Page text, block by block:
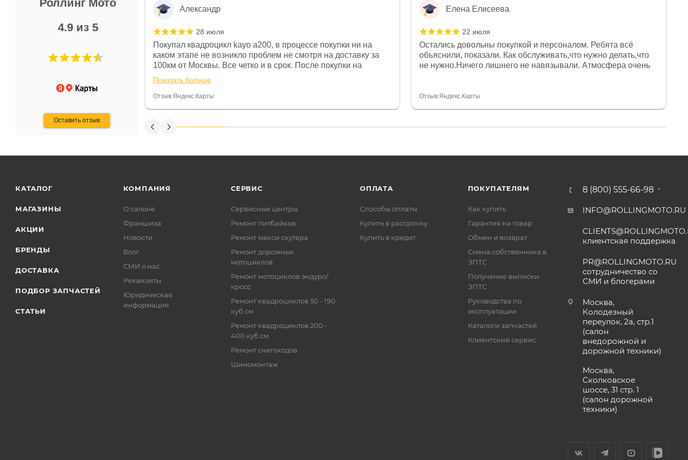
Роллинг Мото
4.9 из 5
Оставить отзыв
Не понравились условия
и дают только на год)
Александр
28 июля
Покупал квадроцикл kayo a200, в процессе покупки ни на
каком этапе не возникло проблем не смотря на доставку за
100км от Москвы. Все четко и в срок. После покупки на
спидометре всегда был 0, при этом представители магазина
постоянно были на связи и в итоге проблема была решена.
Считаю, что это говорит о небезразличии к клиенту после
Показать больше
Отзыв Яндекс.Карты
Елена Елисеева
22 июля
Остались довольны покупкой и персоналом. Ребята всё
объяснили, показали. Как обслуживать,что нужно делать,что
не нужно.Ничего лишнего не навязывали. Атмосфера очень
огромное спасибо Дмитрию, за клиентоориентированность и
Отзыв Яндекс.Карты
КАТАЛОГ
МАГАЗИНЫ
АКЦИИ
БРЕНДЫ
ДОСТАВКА
ПОДБОР ЗАПЧАСТЕЙ
СТАТЬИ
КОМПАНИЯ
О салоне
Франшиза
Новости
Блог
СМИ о нас
Реквизиты
Юридическая
информация
СЕРВИС
Сервисные центры
Ремонт питбайков
Ремонт макси скутера
Ремонт дорожных
мотоциклов
Ремонт мотоциклов эндуро/
кросс
Ремонт квадроциклов 50 - 190
куб.см
Ремонт квадроциклов 200 -
400 куб.см
Ремонт снегоходов
Шиномонтаж
ОПЛАТА
Способы оплаты
Купить в рассрочку
Купить в кредит
ПОКУПАТЕЛЯМ
Как купить
Гарантия на товар
Обмен и возврат
Смена собственника в
ЭПТС
Получение выписки
ЭПТС
Руководства по
эксплуатации
Каталоги запчастей
Клиентский сервис
8 (800) 555-66-98
INFO@ROLLINGMOTO.RU
клиентская поддержка
PR@ROLLINGMOTO.RU
сотрудничество со
СМИ и блогерами
Москва,
Колодезный
переулок, 2а, стр.1
(салон
внедорожной и
дорожной техники)
Москва,
Сколковское
шоссе, 31 стр. 1
(салон дорожной
техники)